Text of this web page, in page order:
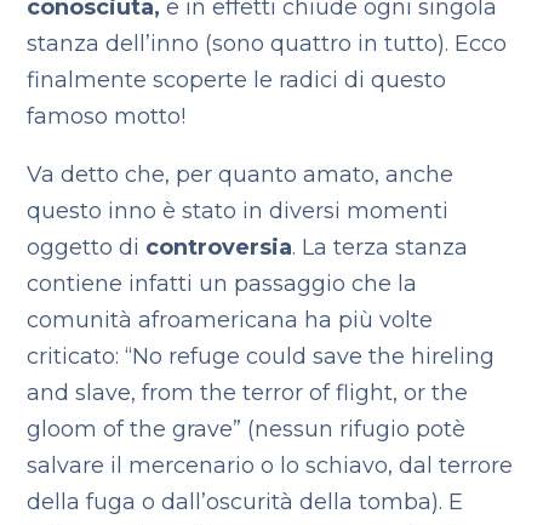
conosciuta, e in effetti chiude ogni singola
stanza dell’inno (sono quattro in tutto). Ecco
finalmente scoperte le radici di questo
famoso motto!
Va detto che, per quanto amato, anche
questo inno è stato in diversi momenti
oggetto di controversia. La terza stanza
contiene infatti un passaggio che la
comunità afroamericana ha più volte
criticato: “No refuge could save the hireling
and slave, from the terror of flight, or the
gloom of the grave” (nessun rifugio potè
salvare il mercenario o lo schiavo, dal terrore
della fuga o dall’oscurità della tomba). E